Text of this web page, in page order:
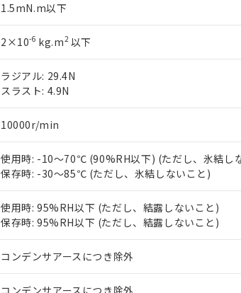
1.5mN.m以下
2×10-6 kg.m2以下
ラジアル: 29.4N
スラスト: 4.9N
10000r/min
使用時: -10～70℃ (90%RH以下) (ただし、氷結し
保存時: -30～85℃ (ただし、氷結しないこと)
使用時: 95%RH以下 (ただし、結露しないこと)
保存時: 95%RH以下 (ただし、結露しないこと)
コンデンサアースにつき除外
コンデンサアースにつき除外
本サービスは、当社制御機器事業取扱商品
当社制御機器事業取扱商品の中には、本サ
在庫状況および標準価格照会結果は、記載
のであり、閲覧された時点での実際の在庫
い。
正式な納期状況および標準価格はお客様の
当社販売員にご相談ください。
オムロン制御機器販売店や当社販売拠点は「
す。
マイパーツ機能（部品リスト作成サービス
ている必要があります。
お客様が当ウェブサイト上で当社にご登録
が、当社の製品・サービスに関するお客様
さい。
※当社の共同利用者とは、
鉛(Pb) 1000ppm以下、 水銀(Hg) 1000ppm以下、 カドミウム
六価クロム(Cr(Ⅵ)) 1000ppm以下、ポリ臭化ビフェニル類
フタル酸ビス(2-エチルヘキシル) (DEHP)(別名：DOP)
ル（DBP） 1000ppm以下、フタル酸ジイソブチル (DIBP)
但し、RoHS指令で産業用監視および制御機器に対する適用除外
フタル酸エステル類の４物質については閾値を超える意図的な
※2 対応予定月
部品在庫の切り替え状況などにより、予定月が前
※3 非含有証明書ダウンロード
下記の非含有証明書をダウンロードすることがで
EU RoHS指令（10物質）の非含有証明書
51物質の非含有証明書（当社基準）
「×」：最大均質材料含有率が中国RoHSの基準
「－」：未確認です。当社販売部門へお問い合
*中国RoHS10物質の基準値 (GB/T26572)：
Cr(Ⅵ)(六価クロム) : 1000ppm、 PBBs(ポリ臭化ビフェニル類)
DBP(フタル酸ジブチル) : 1000ppm、 DIBP(フタル酸ジイソブ
DEHP(フタル酸ビス(2-エチルヘキシル)) : 1000ppm
※2 環境保護使用期限
「ｅ」：有害物質（10物質）のすべてが基準値以
「10」：通常の使用状況下において有害物質が
「－」：未確認です。当社販売部門へお問い合わ
う）を輸出または国外への提供する場合
などの必要な手続きをとります。
当社は規制貨物を破棄する場合は、完全に
ます。
当社は貴社製品を、核兵器、ミサイル、化
置等に一切使用いたしません。
当社は、貴社製品を第三者に販売する場合
たしません。
合意する
記
説明
○ 一定数以上の在庫あり
△ 一定数には満たないが在庫あり
－
在庫なし(最新の在庫状況については、
機器販売店・当社販売員にご確認くださ
空
白
受注生産機種、また在庫状況の情報を